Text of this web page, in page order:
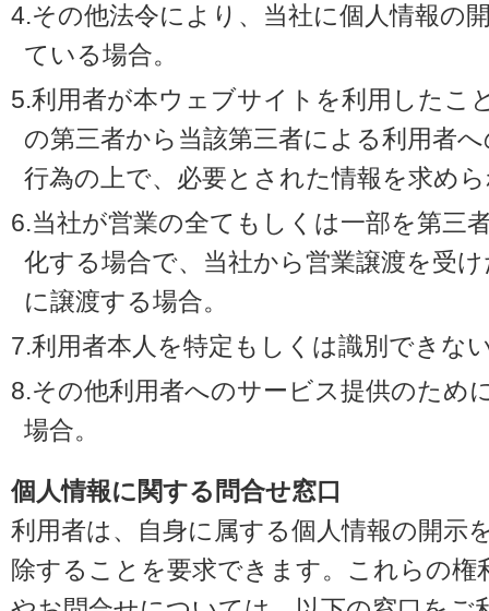
4.その他法令により、当社に個人情報の
ている場合。
5.利用者が本ウェブサイトを利用したこ
の第三者から当該第三者による利用者
行為の上で、必要とされた情報を求め
6.当社が営業の全てもしくは一部を第三
化する場合で、当社から営業譲渡を受
に譲渡する場合。
7.利用者本人を特定もしくは識別できな
8.その他利用者へのサービス提供のため
場合。
個人情報に関する問合せ窓口
利用者は、自身に属する個人情報の開示
除することを要求できます。これらの権